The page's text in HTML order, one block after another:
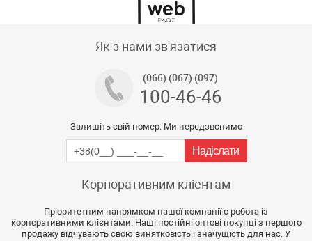
Як з нами зв'язатися
(066) (067) (097)
100-46-46
Залишіть свій номер. Ми передзвонимо
Корпоративним кліентам
Пріоритетним напрямком нашої компанії є робота із
корпоративними клієнтами. Наші постійні оптові покупці з першого
продажу відчувають свою винятковість і значущість для нас. У